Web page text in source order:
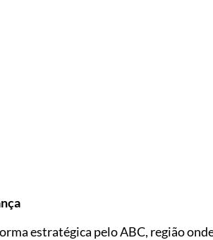
estratégica pelo ABC, região